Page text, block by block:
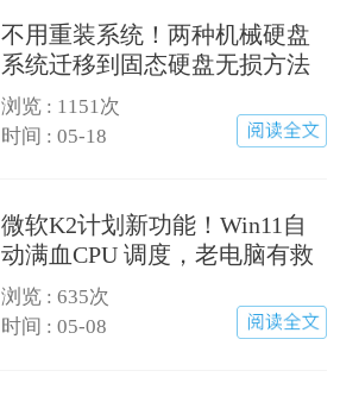
不用重装系统！两种机械硬盘
系统迁移到固态硬盘无损方法
浏览 : 1151次
时间 : 05-18
微软K2计划新功能！Win11自
动满血CPU 调度，老电脑有救
了
浏览 :635次
时间 : 05-08